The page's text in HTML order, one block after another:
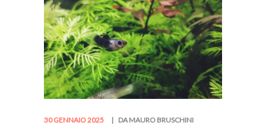
30 GENNAIO 2025 DA MAURO BRUSCHINI